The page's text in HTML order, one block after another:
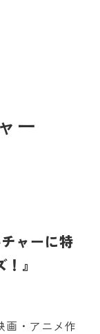
ー
ャーに特
』
画・アニメ作